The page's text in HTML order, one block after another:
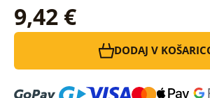
9,42 €
DODAJ V